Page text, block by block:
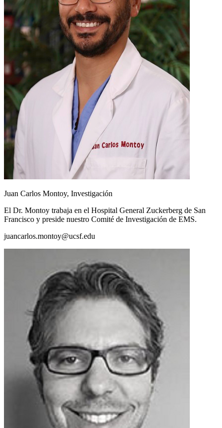
Juan Carlos Montoy, Investigación
El Dr. Montoy trabaja en el Hospital General Zuckerberg de San
Francisco y preside nuestro Comité de Investigación de EMS.
juancarlos.montoy@ucsf.edu